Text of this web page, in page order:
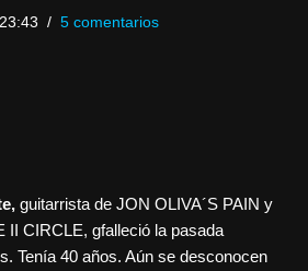
5 comentarios
guitarrista de JON OLIVA´S PAIN y
II CIRCLE, gfalleció la pasada
Tenía 40 años. Aún se desconocen